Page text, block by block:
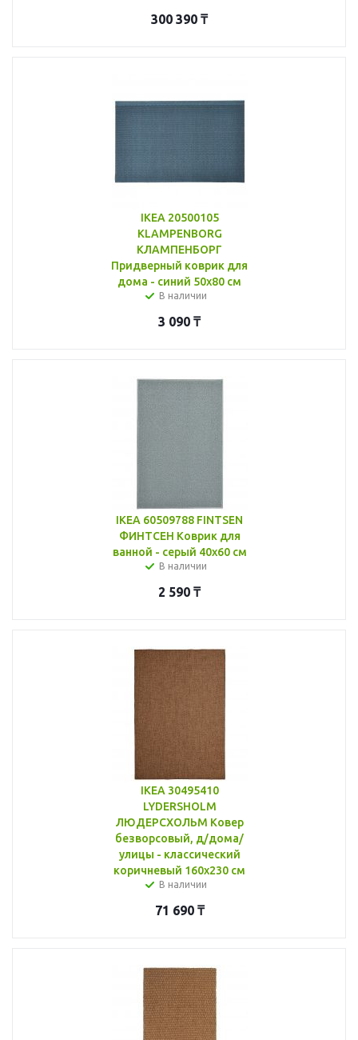
300 390 ₸
IKEA 20500105
KLAMPENBORG
КЛАМПЕНБОРГ
Придверный коврик для
дома - синий 50x80 см
В наличии
3 090 ₸
IKEA 60509788 FINTSEN
ФИНТСЕН Коврик для
ванной - серый 40x60 см
В наличии
2 590 ₸
IKEA 30495410
LYDERSHOLM
ЛЮДЕРСХОЛЬМ Ковер
безворсовый, д/дома/
улицы - классический
коричневый 160x230 см
В наличии
71 690₸